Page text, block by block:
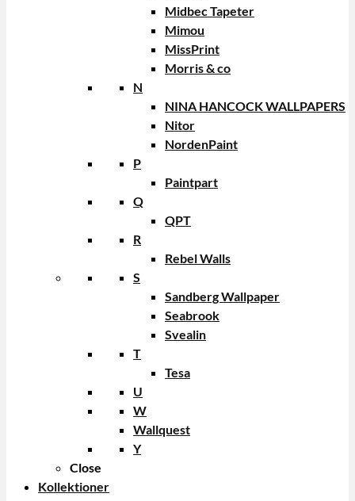
Midbec Tapeter
Mimou
MissPrint
Morris & co
N
NINA HANCOCK WALLPAPERS
Nitor
NordenPaint
P
Paintpart
Q
QPT
R
Rebel Walls
S
Sandberg Wallpaper
Seabrook
Svealin
T
Tesa
U
W
Wallquest
Y
Close
Kollektioner